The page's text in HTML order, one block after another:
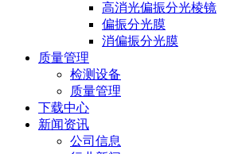
高消光偏振分光棱镜
偏振分光膜
消偏振分光膜
质量管理
检测设备
质量管理
下载中心
新闻资讯
公司信息